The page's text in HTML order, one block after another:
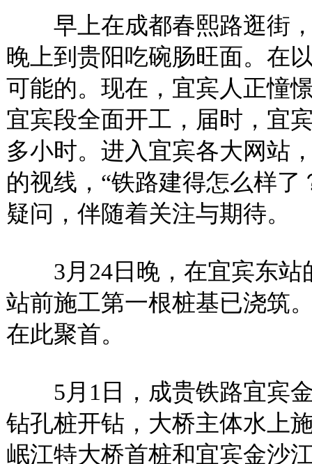
早上在成都春熙路逛街，
晚上到贵阳吃碗肠旺面。在
可能的。现在，宜宾人正憧
宜宾段全面开工，届时，宜
多小时。进入宜宾各大网站
的视线，“铁路建得怎么样了
疑问，伴随着关注与期待。
3月24日晚，在宜宾东站
站前施工第一根桩基已浇筑
在此聚首。
5月1日，成贵铁路宜宾金
钻孔桩开钻，大桥主体水上
岷江特大桥首桩和宜宾金沙